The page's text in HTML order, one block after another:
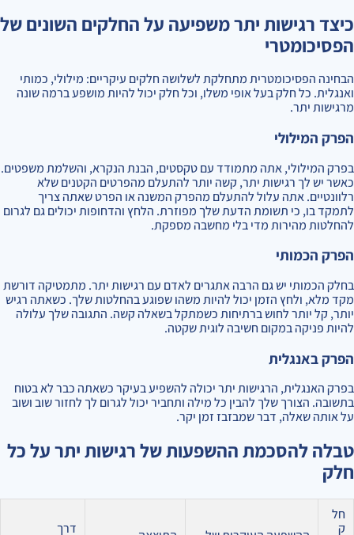
כיצד רגישות יתר משפיעה על החלקים השונים של
הפסיכומטרי
הבחינה הפסיכומטרית מתחלקת לשלושה חלקים עיקריים: מילולי, כמותי
ואנגלית. כל חלק בעל אופי משלו, וכל חלק יכול להיות מושפע ברמה שונה
מרגישות יתר.
הפרק המילולי
בפרק המילולי, אתה מתמודד עם טקסטים, הבנת הנקרא, והשלמת משפטים.
כאשר יש לך רגישות יתר, קשה יותר להתעלם מהפרטים הקטנים שלא
רלוונטיים. אתה עלול להתעלם מהפרק המשנה או הפרט שאתה צריך
לתמקד בו, כי תשומת הדעת שלך מפוזרת. הלחץ והדחופות יכולים גם לגרום
להחלטות מהירות מדי בלי מחשבה מספקת.
הפרק הכמותי
בחלק הכמותי יש גם הרבה אתגרים לאדם עם רגישות יתר. מתמטיקה דורשת
מקד מלא, ולחץ הזמן יכול להיות משהו שפוגע בהחלטות שלך. כשאתה רגיש
יותר, קל יותר לחוש ברתיחות כשמתקל בשאלה קשה. התגובה שלך עלולה
להיות פניקה במקום חשיבה לוגית שקטה.
הפרק באנגלית
בפרק האנגלית, הרגישות יתר יכולה להשפיע בעיקר כשאתה כבר לא בטוח
בתשובה. הצורך שלך להבין כל מילה ותחביר יכול לגרום לך לחזור שוב ושוב
על אותה שאלה, דבר שמבזבז זמן יקר.
טבלה להסכמת ההשפעות של רגישות יתר על כל
חלק
חל
ק
דרך